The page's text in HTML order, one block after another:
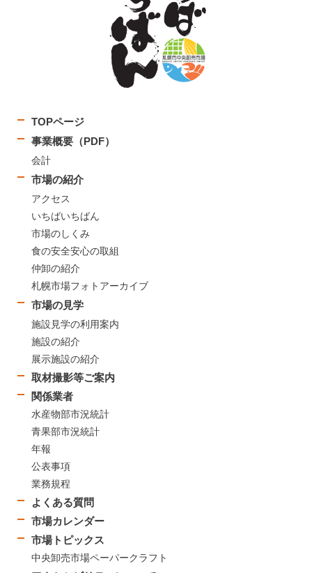
TOPページ
事業概要（PDF）
会計
市場の紹介
アクセス
いちばいちばん
市場のしくみ
食の安全安心の取組
仲卸の紹介
札幌市場フォトアーカイブ
市場の見学
施設見学の利用案内
施設の紹介
展示施設の紹介
取材撮影等ご案内
関係業者
水産物部市況統計
青果部市況統計
年報
公表事項
業務規程
よくある質問
市場カレンダー
市場トピックス
中央卸売市場ペーパークラフト